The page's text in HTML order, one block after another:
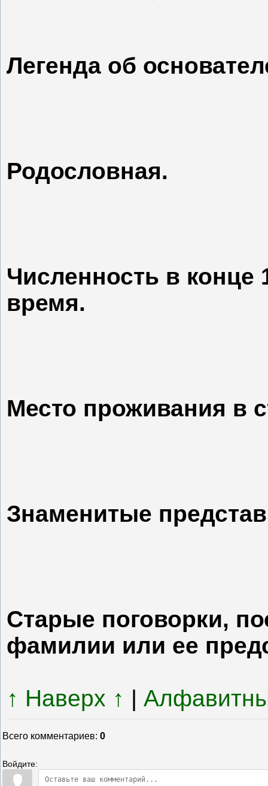
Легенда об
Родословная.
Численность в конце
время.
Место проживания в
Знаменитые
Старые поговорки,
фамилии или ее
↑ Наверх ↑ |
Всего комментариев: 0
Войдите: